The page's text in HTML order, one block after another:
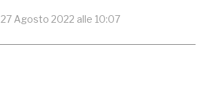
27 Agosto 2022 alle 10:07